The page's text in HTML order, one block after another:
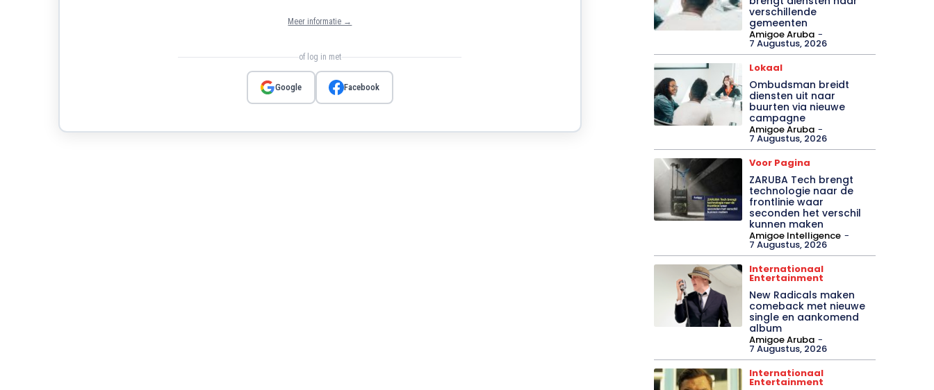
Meer informatie →
of log in met
Google Facebook
verschillende
gemeenten
Amigoe Aruba -
7 Augustus, 2026
Lokaal
Ombudsman breidt
diensten uit naar
buurten via nieuwe
campagne
Amigoe Aruba -
7 Augustus, 2026
Voor Pagina
ZARUBA Tech brengt
technologie naar de
frontlinie waar
seconden het verschil
kunnen maken
Amigoe Intelligence -
7 Augustus, 2026
Internationaal
Entertainment
New Radicals maken
comeback met nieuwe
single en aankomend
album
Amigoe Aruba -
7 Augustus, 2026
Internationaal
Entertainment